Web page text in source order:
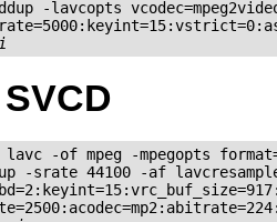
-lavcopts
lavc -of mpeg -mpegopts
-srate 44100 -af